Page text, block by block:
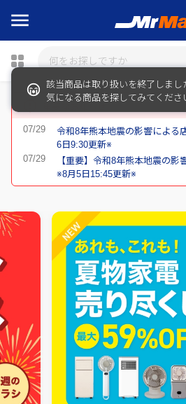
令和8年熊本地震の影響による
6日9:30更新※
【重要】令和8年熊本地震の影
※8月5日15:45更新※
該当商品は取り扱いを終了しまし
気になる商品を探してみてくださ